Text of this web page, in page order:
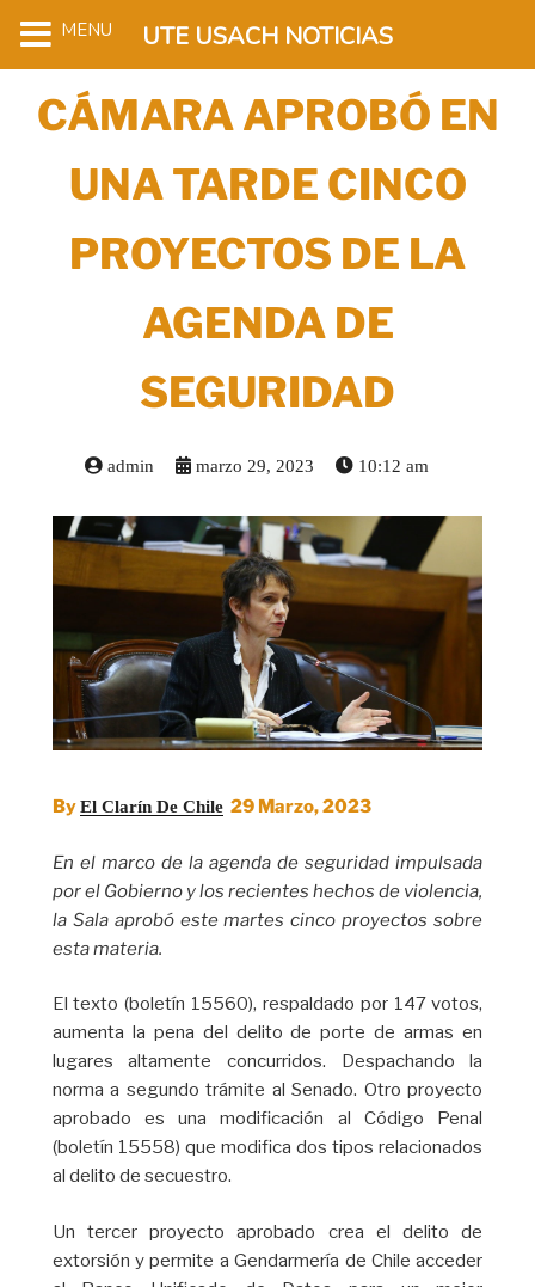
CÁMARA APROBÓ EN
UNA TARDE CINCO
PROYECTOS DE LA
AGENDA DE
SEGURIDAD
admin marzo 29, 2023 10:12 am
ByEl Clarín De Chile29 Marzo, 2023
En el marco de la agenda de seguridad impulsada
por el Gobierno y los recientes hechos de violencia,
la Sala aprobó este martes cinco proyectos sobre
esta materia.
El texto (boletín 15560), respaldado por 147 votos,
aumenta la pena del delito de porte de armas en
lugares altamente concurridos. Despachando la
norma a segundo trámite al Senado. Otro proyecto
aprobado es una modificación al Código Penal
(boletín 15558) que modifica dos tipos relacionados
al delito de secuestro.
Un tercer proyecto aprobado crea el delito de
extorsión y permite a Gendarmería de Chile acceder
MENU UTE USACH NOTICIAS